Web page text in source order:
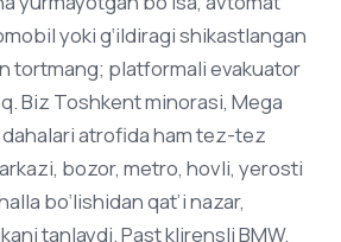
yoki g‘ildiragi shikastlangan
tortmang; platformali evakuator
Biz Toshkent minorasi, Mega
atrofida ham tez-tez
bozor, metro, hovli, yerosti
bo‘lishidan qat’i nazar,
tanlaydi. Past klirensli BMW,